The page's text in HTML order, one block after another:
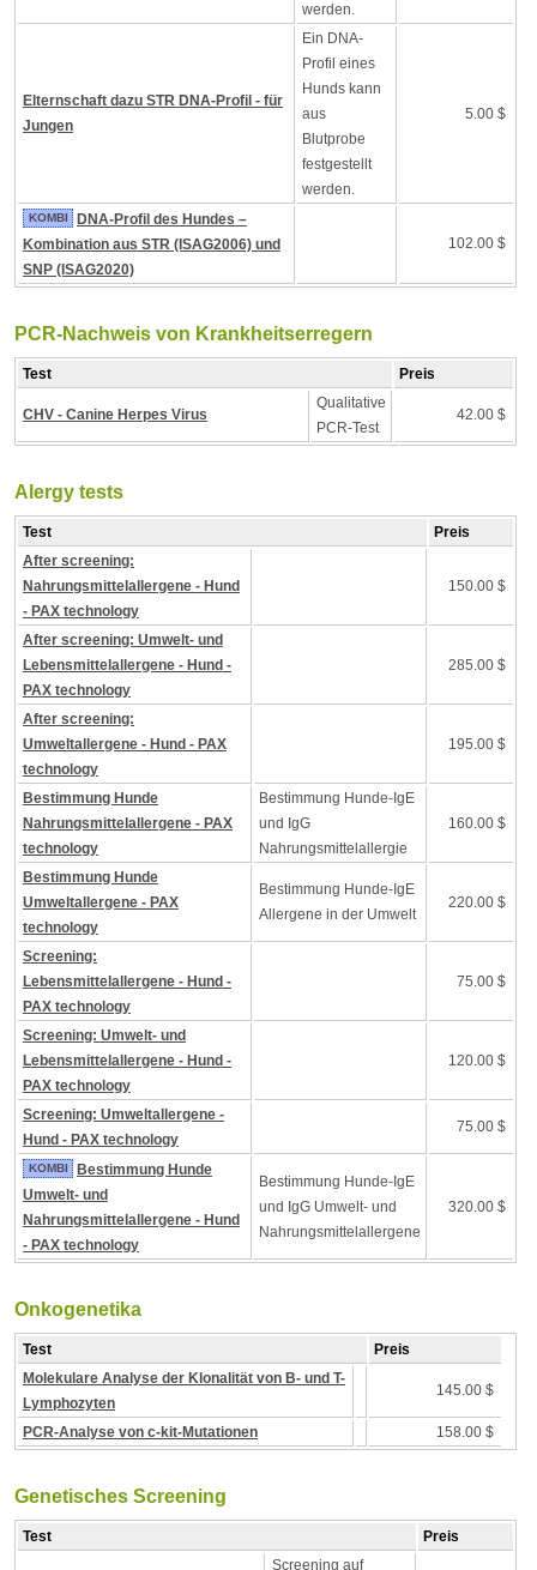
werden.
Elternschaft dazu STR DNA-Profil - für
Jungen
Ein DNA-
Profil eines
Hunds kann
aus
Blutprobe
festgestellt
werden.
5.00 $
KOMBI
DNA-Profil des Hundes –
Kombination aus STR (ISAG2006) und
SNP (ISAG2020)
102.00 $
PCR-Nachweis von Krankheitserregern
Test Preis
CHV - Canine Herpes Virus
Qualitative
PCR-Test
42.00 $
Alergy tests
Test
Preis
After screening:
Nahrungsmittelallergene - Hund
- PAX technology
150.00 $
After screening: Umwelt- und
Lebensmittelallergene - Hund -
PAX technology
285.00 $
After screening:
Umweltallergene - Hund - PAX
technology
195.00 $
Bestimmung Hunde
Nahrungsmittelallergene - PAX
technology
Bestimmung Hunde-IgE
und IgG
Nahrungsmittelallergie
160.00 $
Bestimmung Hunde
Umweltallergene - PAX
technology
Bestimmung Hunde-IgE
Allergene in der Umwelt
220.00 $
Screening:
Lebensmittelallergene - Hund -
PAX technology
75.00 $
Screening: Umwelt- und
Lebensmittelallergene - Hund -
PAX technology
120.00 $
Screening: Umweltallergene -
Hund - PAX technology
75.00 $
KOMBI
Bestimmung Hunde
Umwelt- und
Nahrungsmittelallergene - Hund
- PAX technology
Bestimmung Hunde-IgE
und IgG Umwelt- und
Nahrungsmittelallergene
320.00 $
Onkogenetika
Test
Preis
Molekulare Analyse der Klonalität von B- und T-
Lymphozyten
145.00 $
PCR-Analyse von c-kit-Mutationen 158.00 $
Genetisches Screening
Test
Preis
Screening auf